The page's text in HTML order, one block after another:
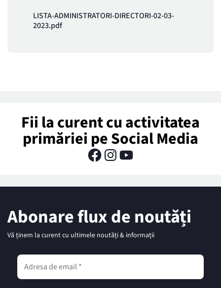
LISTA-ADMINISTRATORI-DIRECTORI-02-03-
2023.pdf
Fii la curent cu activitatea
primăriei pe Social Media
Abonare flux de noutăți
Vă ținem la curent cu ultimele noutăți & informații